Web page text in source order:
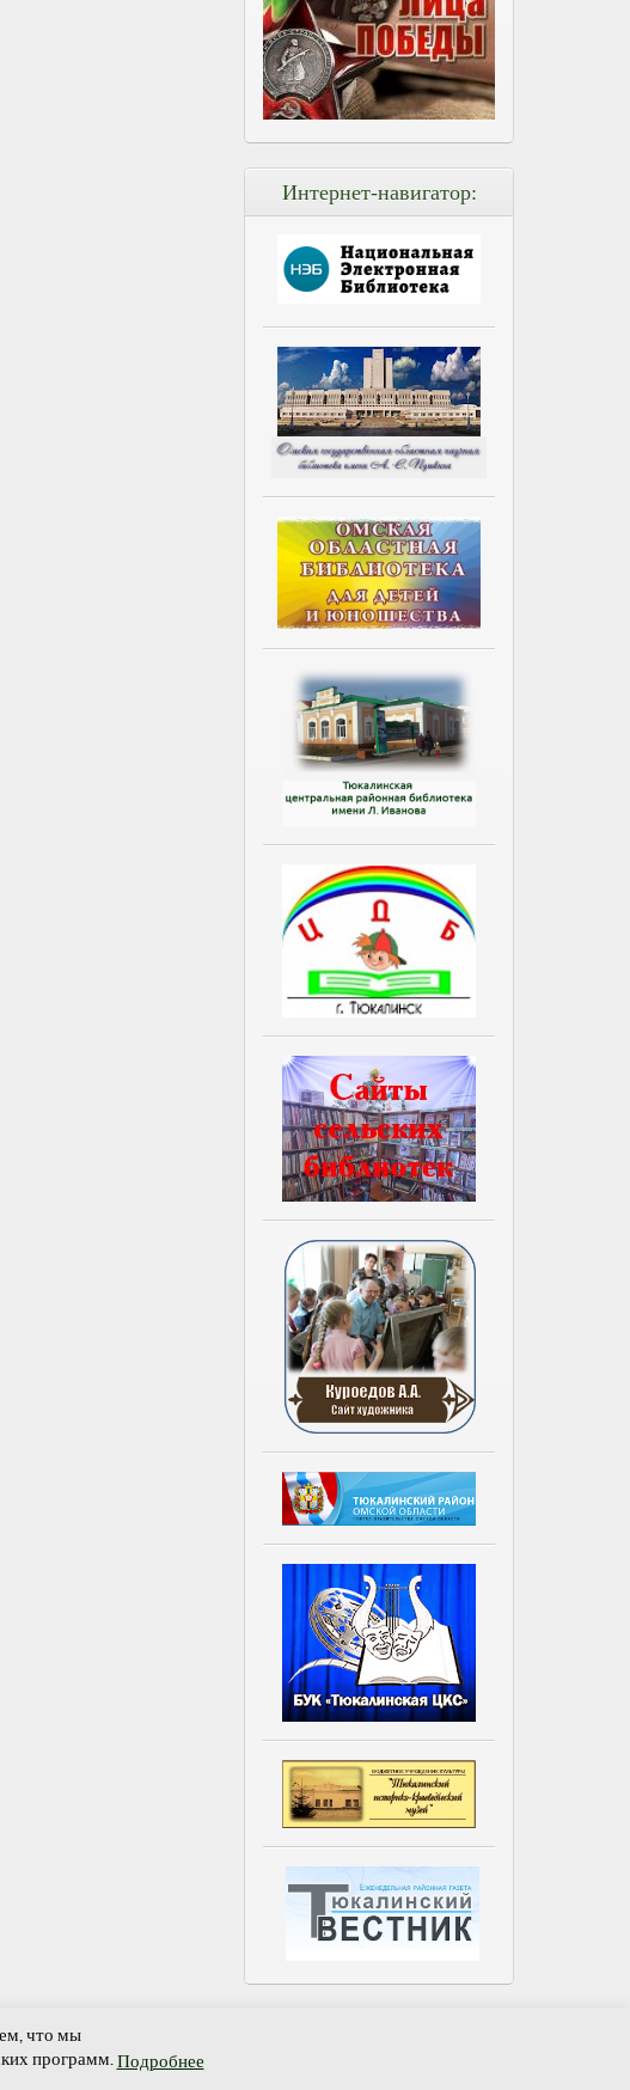
Интернет-навигатор:
связь Гостевая книга
что мы
программ. Подробнее